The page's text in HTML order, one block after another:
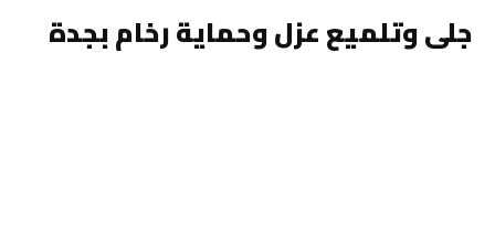
جلى وتلميع عزل وحماية رخام بجدة